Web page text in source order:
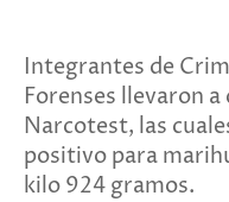
Integrantes de
Forenses llevaron
Narcotest, las
positivo para
kilo 924 gramos.